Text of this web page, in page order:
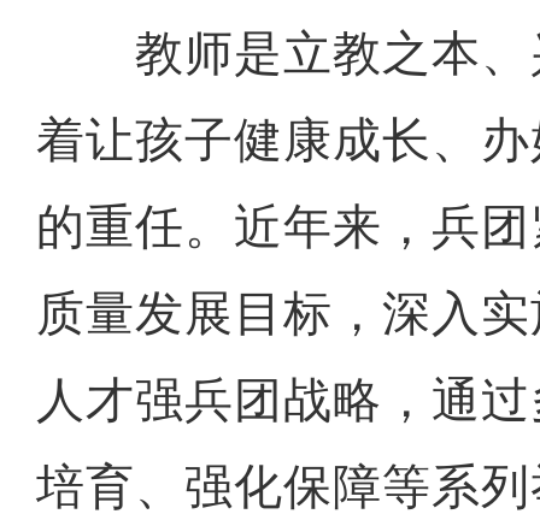
教师是立教之本、
着让孩子健康成长、
的重任。近年来，兵
质量发展目标，深入
人才强兵团战略，通
培育、强化保障等系